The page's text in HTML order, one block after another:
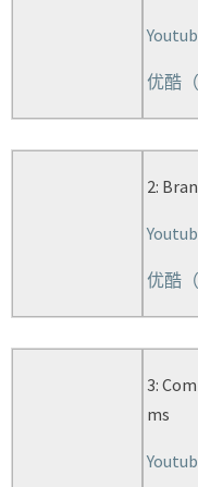
优酷
2:
优酷
3:
ms